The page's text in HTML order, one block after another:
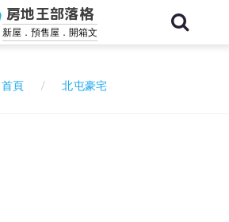
房地王部落格
新屋．預售屋．開箱文
首頁 北屯豪宅